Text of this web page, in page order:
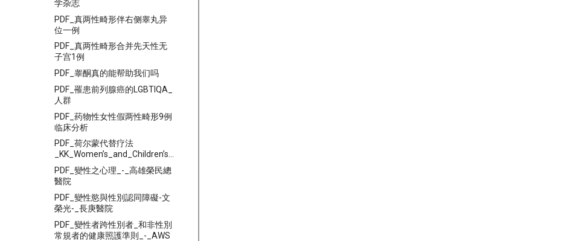
学杂志
PDF_真两性畸形伴右侧睾丸异
位一例
PDF_真两性畸形合并先天性无
子宫1例
PDF_睾酮真的能帮助我们吗
PDF_罹患前列腺癌的LGBTIQA_
人群
PDF_药物性女性假两性畸形9例
临床分析
PDF_荷尔蒙代替疗法
_KK_Women’s_and_Children’s_Hospital
PDF_變性之心理_-_高雄榮民總
醫院
PDF_變性慾與性別認同障礙-文
榮光-_長庚醫院
PDF_變性者跨性別者_和非性別
常規者的健康照護準則_-_AWS